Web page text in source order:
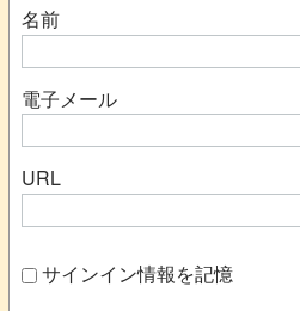
名前
電子メール
URL
サインイン情報を記憶